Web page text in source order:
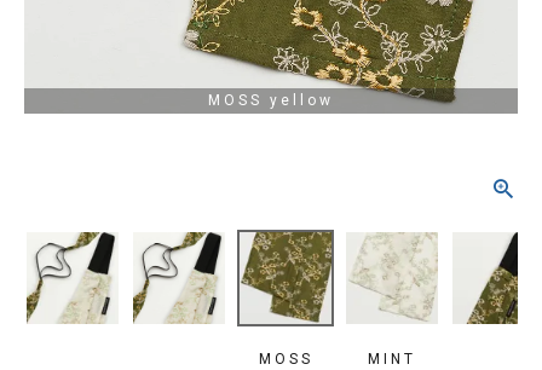
在庫有 アーカイブ商品 セール商品
正絹 木綿・麻 ポリエステル その他
価格から探す
10,000-20,000円
着物
羽織
MOSS yellow
MOSS
MINT